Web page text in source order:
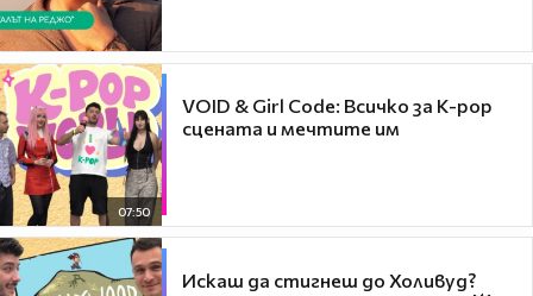
07:50
VOID & Girl Code: Всичко за K-pop
сцената и мечтите им
Искаш да стигнеш до Холивуд?